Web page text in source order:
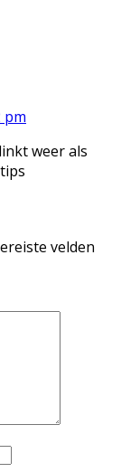
pm
weer als
velden